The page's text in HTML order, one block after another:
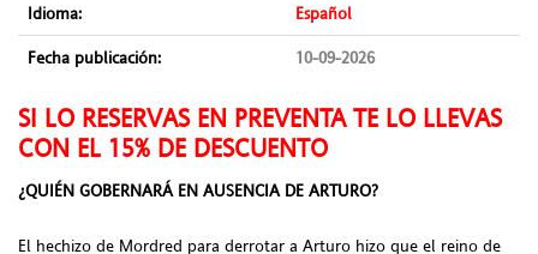
Idioma:
Español
Fecha publicación:
10-09-2026
SI LO RESERVAS EN PREVENTA TE LO LLEVAS
CON EL 15% DE DESCUENTO
¿QUIÉN GOBERNARÁ EN AUSENCIA DE ARTURO?
El hechizo de Mordred para derrotar a Arturo hizo que el reino de